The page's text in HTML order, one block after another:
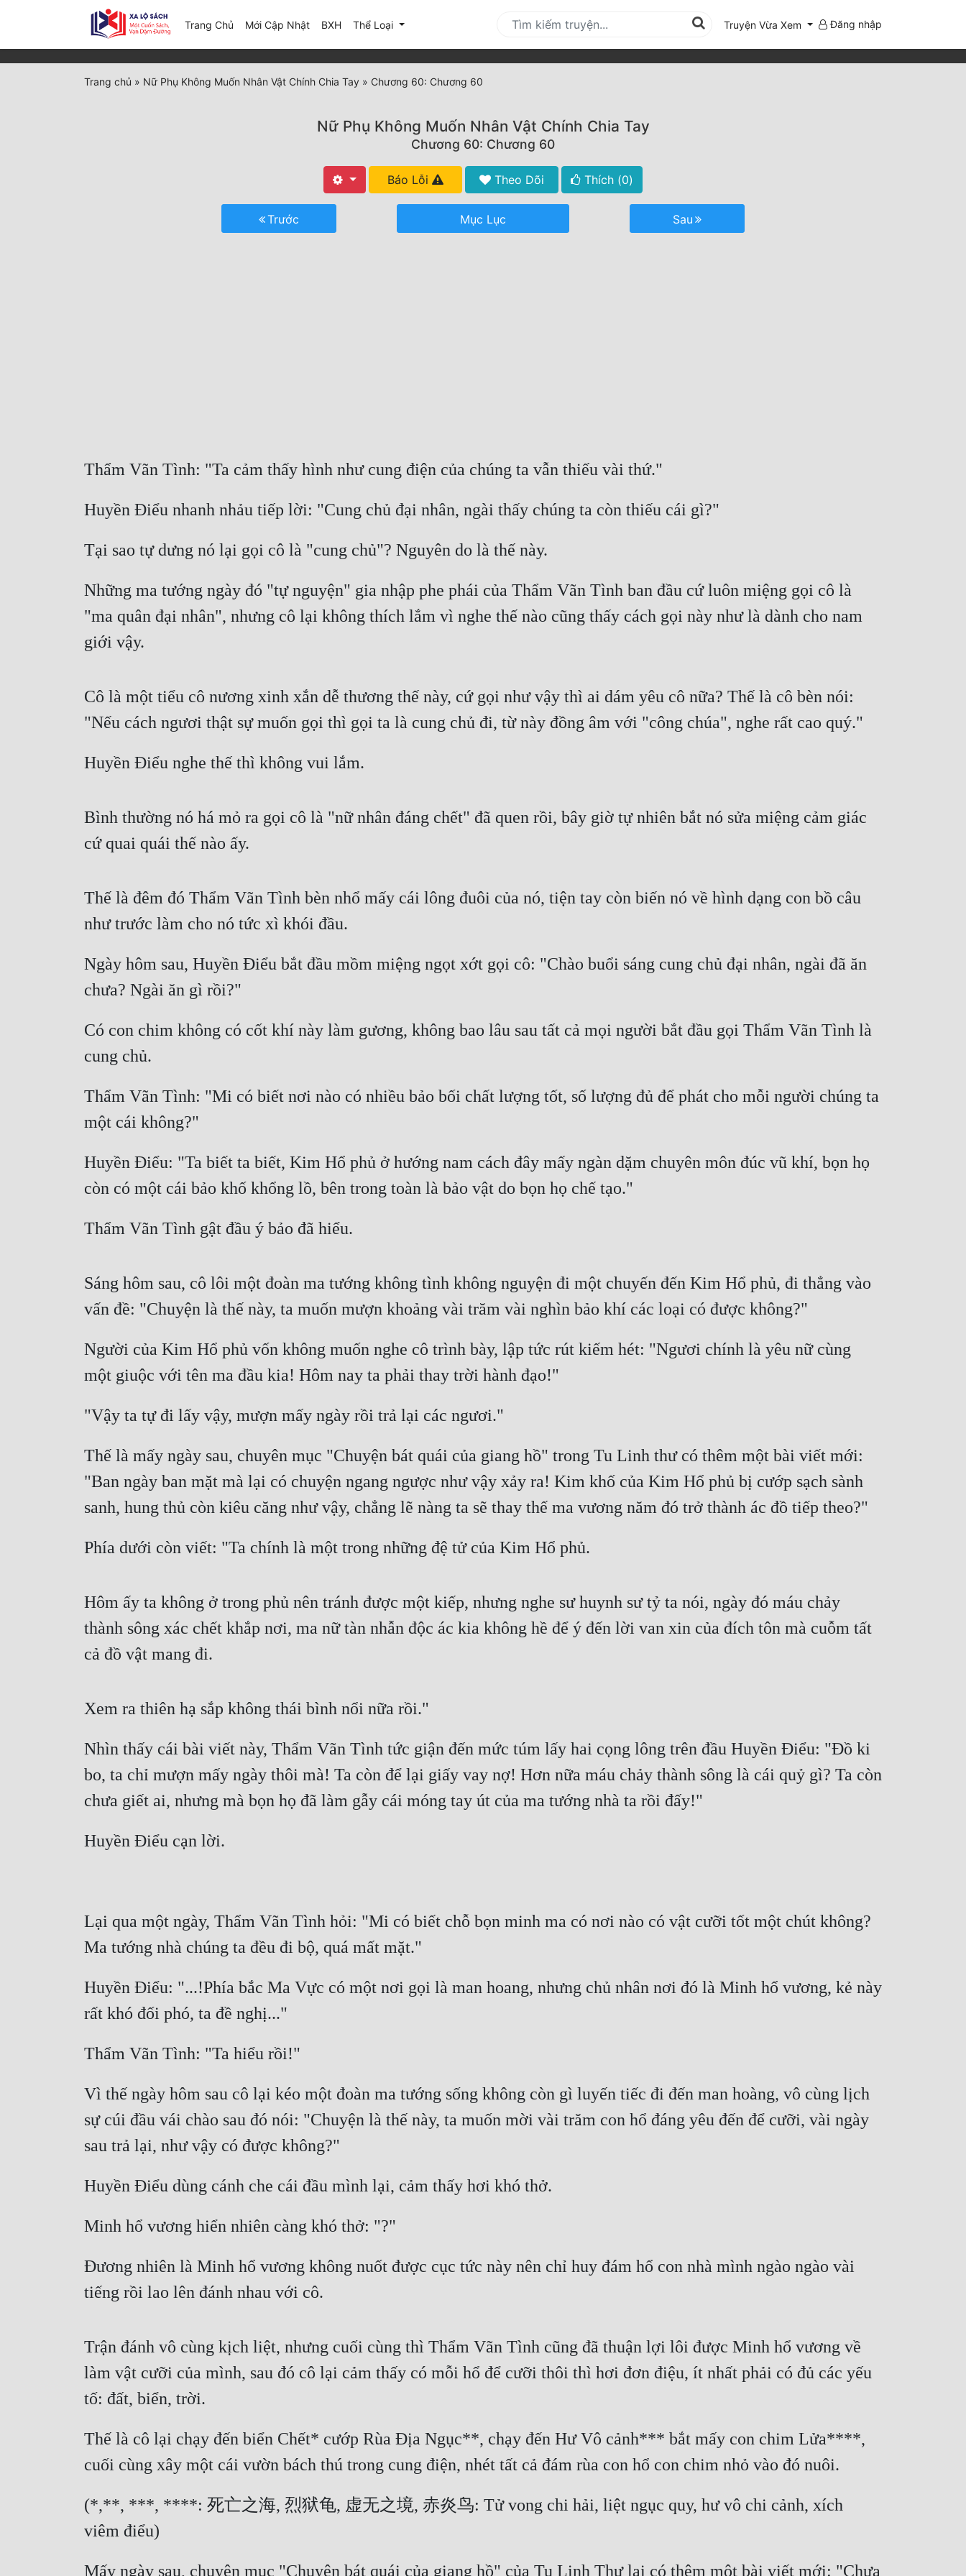
Trang Chủ Mới Cập Nhật(current)
BXH Thể Loại Truyện Vừa Xem Đăng nhập
Trang chủ » Nữ Phụ Không Muốn Nhân Vật Chính Chia Tay » Chương 60: Chương 60
Nữ Phụ Không Muốn Nhân Vật Chính Chia Tay
Chương 60: Chương 60
Báo Lỗi Theo Dõi Thích (0)
Trước Mục Lục Sau
Thẩm Vãn Tình: "Ta cảm thấy hình như cung điện của chúng ta vẫn thiếu vài thứ."
Huyền Điểu nhanh nhảu tiếp lời: "Cung chủ đại nhân, ngài thấy chúng ta còn thiếu cái gì?"
Tại sao tự dưng nó lại gọi cô là "cung chủ"? Nguyên do là thế này.
Những ma tướng ngày đó "tự nguyện" gia nhập phe phái của Thẩm Vãn Tình ban đầu cứ luôn miệng gọi cô là
"ma quân đại nhân", nhưng cô lại không thích lắm vì nghe thế nào cũng thấy cách gọi này như là dành cho nam
giới vậy.
Cô là một tiểu cô nương xinh xắn dễ thương thế này, cứ gọi như vậy thì ai dám yêu cô nữa? Thế là cô bèn nói:
"Nếu cách ngươi thật sự muốn gọi thì gọi ta là cung chủ đi, từ này đồng âm với "công chúa", nghe rất cao quý."
Huyền Điểu nghe thế thì không vui lắm.
Bình thường nó há mỏ ra gọi cô là "nữ nhân đáng chết" đã quen rồi, bây giờ tự nhiên bắt nó sửa miệng cảm giác
cứ quai quái thế nào ấy.
Thế là đêm đó Thẩm Vãn Tình bèn nhổ mấy cái lông đuôi của nó, tiện tay còn biến nó về hình dạng con bồ câu
như trước làm cho nó tức xì khói đầu.
Ngày hôm sau, Huyền Điểu bắt đầu mồm miệng ngọt xớt gọi cô: "Chào buổi sáng cung chủ đại nhân, ngài đã ăn
chưa? Ngài ăn gì rồi?"
Có con chim không có cốt khí này làm gương, không bao lâu sau tất cả mọi người bắt đầu gọi Thẩm Vãn Tình là
cung chủ.
Thẩm Vãn Tình: "Mi có biết nơi nào có nhiều bảo bối chất lượng tốt, số lượng đủ để phát cho mỗi người chúng ta
một cái không?"
Huyền Điểu: "Ta biết ta biết, Kim Hổ phủ ở hướng nam cách đây mấy ngàn dặm chuyên môn đúc vũ khí, bọn họ
còn có một cái bảo khố khổng lồ, bên trong toàn là bảo vật do bọn họ chế tạo."
Thẩm Vãn Tình gật đầu ý bảo đã hiểu.
Sáng hôm sau, cô lôi một đoàn ma tướng không tình không nguyện đi một chuyến đến Kim Hổ phủ, đi thẳng vào
vấn đề: "Chuyện là thế này, ta muốn mượn khoảng vài trăm vài nghìn bảo khí các loại có được không?"
Người của Kim Hổ phủ vốn không muốn nghe cô trình bày, lập tức rút kiếm hét: "Ngươi chính là yêu nữ cùng
một giuộc với tên ma đầu kia! Hôm nay ta phải thay trời hành đạo!"
"Vậy ta tự đi lấy vậy, mượn mấy ngày rồi trả lại các ngươi."
Thế là mấy ngày sau, chuyên mục "Chuyện bát quái của giang hồ" trong Tu Linh thư có thêm một bài viết mới:
"Ban ngày ban mặt mà lại có chuyện ngang ngược như vậy xảy ra! Kim khố của Kim Hổ phủ bị cướp sạch sành
sanh, hung thủ còn kiêu căng như vậy, chẳng lẽ nàng ta sẽ thay thế ma vương năm đó trở thành ác đồ tiếp theo?"
Phía dưới còn viết: "Ta chính là một trong những đệ tử của Kim Hổ phủ.
Hôm ấy ta không ở trong phủ nên tránh được một kiếp, nhưng nghe sư huynh sư tỷ ta nói, ngày đó máu chảy
thành sông xác chết khắp nơi, ma nữ tàn nhẫn độc ác kia không hề để ý đến lời van xin của đích tôn mà cuỗm tất
cả đồ vật mang đi.
Xem ra thiên hạ sắp không thái bình nổi nữa rồi."
Nhìn thấy cái bài viết này, Thẩm Vãn Tình tức giận đến mức túm lấy hai cọng lông trên đầu Huyền Điểu: "Đồ ki
bo, ta chỉ mượn mấy ngày thôi mà! Ta còn để lại giấy vay nợ! Hơn nữa máu chảy thành sông là cái quỷ gì? Ta còn
chưa giết ai, nhưng mà bọn họ đã làm gẫy cái móng tay út của ma tướng nhà ta rồi đấy!"
Huyền Điểu cạn lời.
Lại qua một ngày, Thẩm Vãn Tình hỏi: "Mi có biết chỗ bọn minh ma có nơi nào có vật cưỡi tốt một chút không?
Ma tướng nhà chúng ta đều đi bộ, quá mất mặt."
Huyền Điểu: "...!Phía bắc Ma Vực có một nơi gọi là man hoang, nhưng chủ nhân nơi đó là Minh hổ vương, kẻ này
rất khó đối phó, ta đề nghị..."
Thẩm Vãn Tình: "Ta hiểu rồi!"
Vì thế ngày hôm sau cô lại kéo một đoàn ma tướng sống không còn gì luyến tiếc đi đến man hoàng, vô cùng lịch
sự cúi đầu vái chào sau đó nói: "Chuyện là thế này, ta muốn mời vài trăm con hổ đáng yêu đến để cưỡi, vài ngày
sau trả lại, như vậy có được không?"
Huyền Điểu dùng cánh che cái đầu mình lại, cảm thấy hơi khó thở.
Minh hổ vương hiển nhiên càng khó thở: "?"
Đương nhiên là Minh hổ vương không nuốt được cục tức này nên chỉ huy đám hổ con nhà mình ngào ngào vài
tiếng rồi lao lên đánh nhau với cô.
Trận đánh vô cùng kịch liệt, nhưng cuối cùng thì Thẩm Vãn Tình cũng đã thuận lợi lôi được Minh hổ vương về
làm vật cưỡi của mình, sau đó cô lại cảm thấy có mỗi hổ để cưỡi thôi thì hơi đơn điệu, ít nhất phải có đủ các yếu
tố: đất, biển, trời.
Thế là cô lại chạy đến biển Chết* cướp Rùa Địa Ngục**, chạy đến Hư Vô cảnh*** bắt mấy con chim Lửa****,
cuối cùng xây một cái vườn bách thú trong cung điện, nhét tất cả đám rùa con hổ con chim nhỏ vào đó nuôi.
(*,**, ***, ****: 死亡之海, 烈狱龟, 虚无之境, 赤炎鸟: Tử vong chi hải, liệt ngục quy, hư vô chi cảnh, xích
viêm điểu)
Mấy ngày sau, chuyên mục "Chuyện bát quái của giang hồ" của Tu Linh Thư lại có thêm một bài viết mới: "Chưa